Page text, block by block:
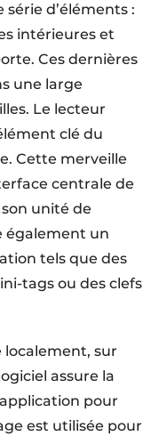
série d’éléments :
intérieures et
Ces dernières
une large
Le lecteur
clé du
Cette merveille
centrale de
unité de
également un
tels que des
tags ou des clefs
localement, sur
assure la
pour
est utilisée pour